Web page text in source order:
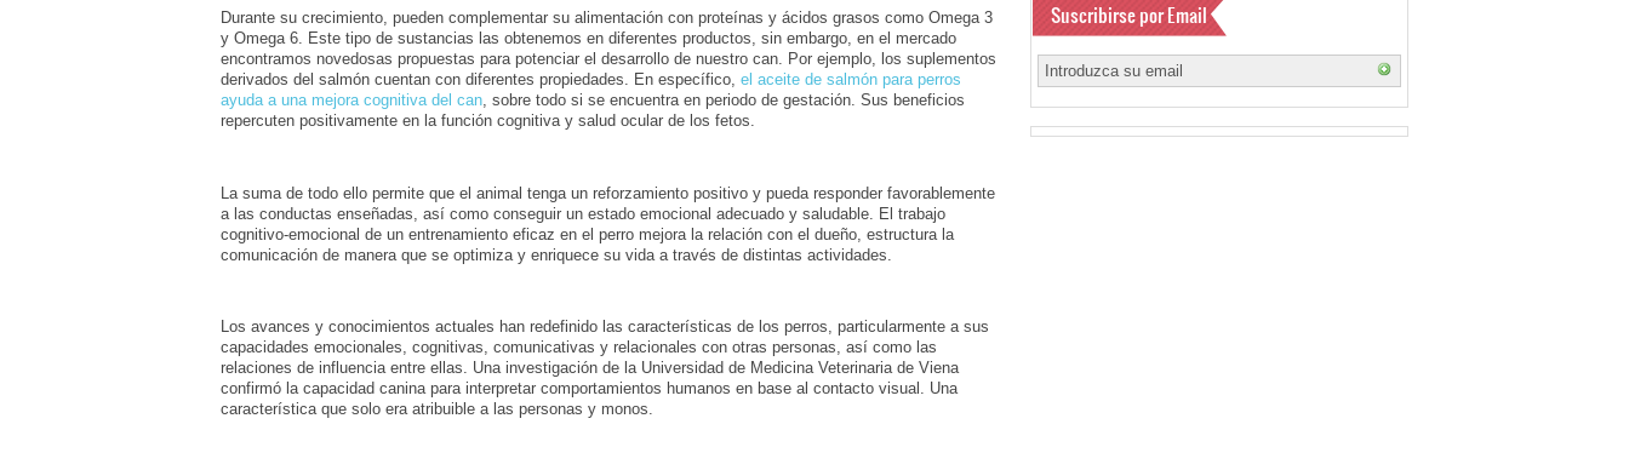
Durante su crecimiento, pueden complementar su alimentación con proteínas y ácidos grasos como Omega 3
y Omega 6. Este tipo de sustancias las obtenemos en diferentes productos, sin embargo, en el mercado
encontramos novedosas propuestas para potenciar el desarrollo de nuestro can. Por ejemplo, los suplementos
derivados del salmón cuentan con diferentes propiedades. En específico, el aceite de salmón para perros
ayuda a una mejora cognitiva del can , sobre todo si se encuentra en periodo de gestación. Sus beneficios
repercuten positivamente en la función cognitiva y salud ocular de los fetos.
La suma de todo ello permite que el animal tenga un reforzamiento positivo y pueda responder favorablemente
a las conductas enseñadas, así como conseguir un estado emocional adecuado y saludable. El trabajo
cognitivo-emocional de un entrenamiento eficaz en el perro mejora la relación con el dueño, estructura la
comunicación de manera que se optimiza y enriquece su vida a través de distintas actividades.
Los avances y conocimientos actuales han redefinido las características de los perros, particularmente a sus
capacidades emocionales, cognitivas, comunicativas y relacionales con otras personas, así como las
relaciones de influencia entre ellas. Una investigación de la Universidad de Medicina Veterinaria de Viena
confirmó la capacidad canina para interpretar comportamientos humanos en base al contacto visual. Una
característica que solo era atribuible a las personas y monos.
Suscribirse por Email